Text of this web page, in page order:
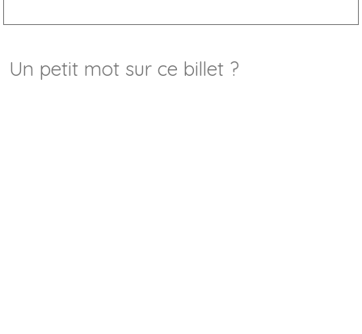
Un petit mot sur ce billet ?